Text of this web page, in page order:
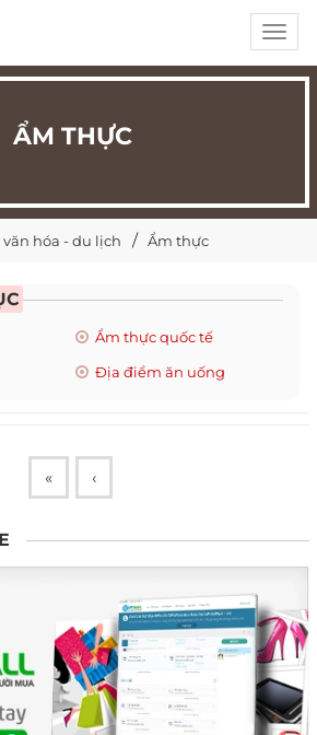
ẨM THỰC
hóa - du lịch Ẩm thực
Ẩm thực quốc tế
Địa điểm ăn uống
« ‹